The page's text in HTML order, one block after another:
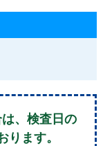
、検査日の
ります。